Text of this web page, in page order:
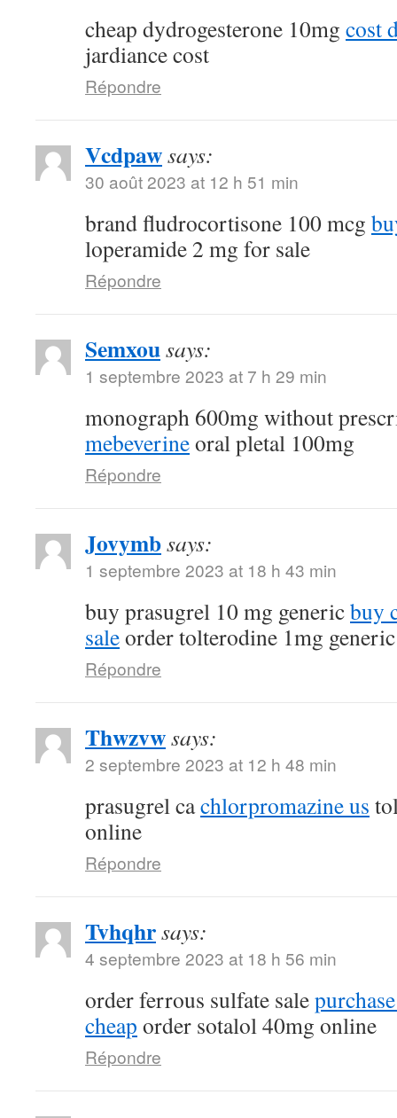
cheap dydrogesterone 10mg cost
jardiance cost
Répondre
Vcdpawsays:
30 août 2023 at 12 h 51 min
brand fludrocortisone 100 mcg
loperamide 2 mg for sale
Répondre
Semxousays:
1 septembre 2023 at 7 h 29 min
monograph 600mg without
mebeverineoral pletal 100mg
Répondre
Jovymbsays:
1 septembre 2023 at 18 h 43 min
buy prasugrel 10 mg genericbuy
saleorder tolterodine 1mg generic
Répondre
Thwzvwsays:
2 septembre 2023 at 12 h 48 min
prasugrel cachlorpromazine us
online
Répondre
Tvhqhrsays:
4 septembre 2023 at 18 h 56 min
order ferrous sulfate sale
cheap order sotalol 40mg online
Répondre